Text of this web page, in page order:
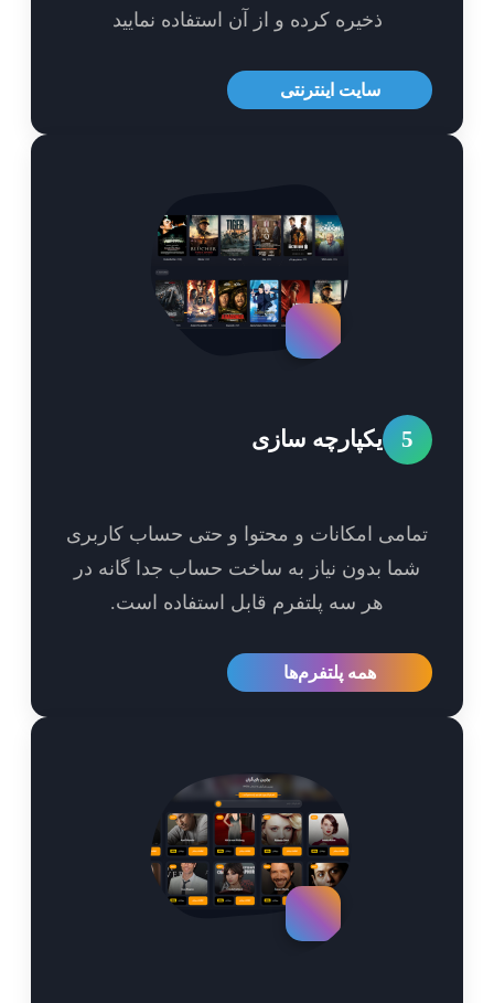
ذخیره کرده و از آن استفاده نمایید
سایت اینترنتی
یکپارچه سازی
امکانات و محتوا و حتی حساب کاربری
بدون نیاز به ساخت حساب جدا گانه در
هر سه پلتفرم قابل استفاده است.
همه پلتفرم‌ها